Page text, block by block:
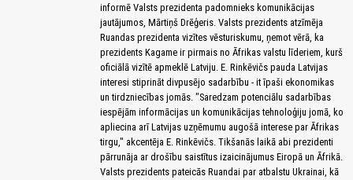
informē Valsts prezidenta padomnieks komunikācijas
jautājumos, Mārtiņš Drēģeris. Valsts prezidents atzīmēja
Ruandas prezidenta vizītes vēsturiskumu, ņemot vērā, ka
prezidents Kagame ir pirmais no Āfrikas valstu līderiem, kurš
oficiālā vizītē apmeklē Latviju. E. Rinkēvičs pauda Latvijas
interesi stiprināt divpusējo sadarbību - it īpaši ekonomikas
un tirdzniecības jomās. "Saredzam potenciālu sadarbības
iespējām informācijas un komunikācijas tehnoloģiju jomā, ko
apliecina arī Latvijas uzņēmumu augošā interese par Āfrikas
tirgu," akcentēja E. Rinkēvičs. Tikšanās laikā abi prezidenti
pārrunāja ar drošību saistītus izaicinājumus Eiropā un Āfrikā.
Valsts prezidents pateicās Ruandai par atbalstu Ukrainai, kā